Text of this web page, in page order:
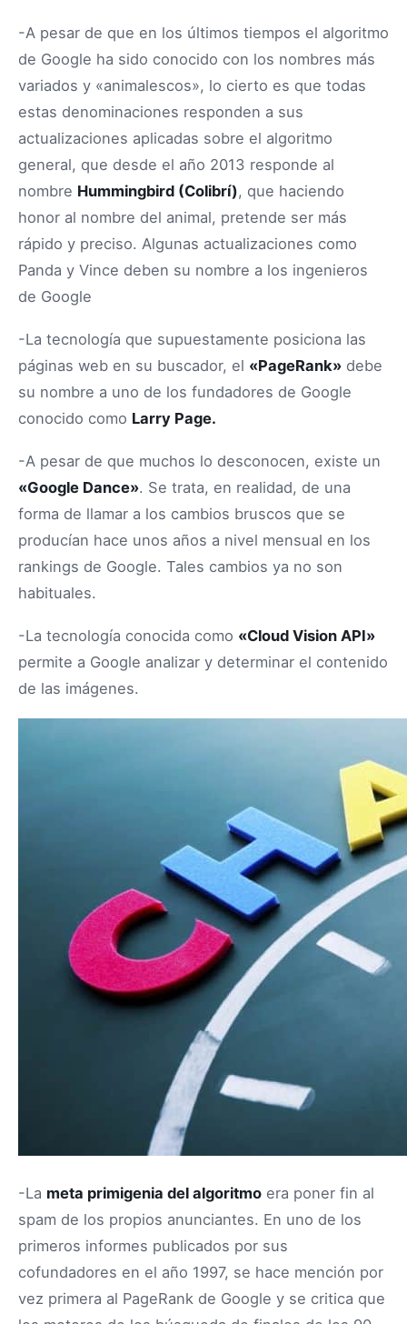
-A pesar de que en los últimos tiempos el algoritmo
de Google ha sido conocido con los nombres más
variados y «animalescos», lo cierto es que todas
estas denominaciones responden a sus
actualizaciones aplicadas sobre el algoritmo
general, que desde el año 2013 responde al
nombre Hummingbird (Colibrí), que haciendo
honor al nombre del animal, pretende ser más
rápido y preciso. Algunas actualizaciones como
Panda y Vince deben su nombre a los ingenieros
de Google
-La tecnología que supuestamente posiciona las
páginas web en su buscador, el «PageRank» debe
su nombre a uno de los fundadores de Google
conocido como Larry Page.
-A pesar de que muchos lo desconocen, existe un
«Google Dance». Se trata, en realidad, de una
forma de llamar a los cambios bruscos que se
producían hace unos años a nivel mensual en los
rankings de Google. Tales cambios ya no son
habituales.
-La tecnología conocida como «Cloud Vision API»
permite a Google analizar y determinar el contenido
de las imágenes.
-La meta primigenia del algoritmo era poner fin al
spam de los propios anunciantes. En uno de los
primeros informes publicados por sus
cofundadores en el año 1997, se hace mención por
vez primera al PageRank de Google y se critica que